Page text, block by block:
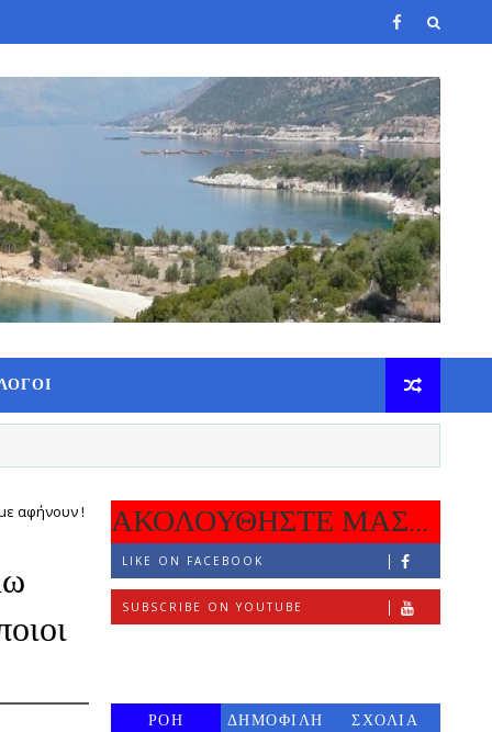
αφήνουν !
ΑΚΟΛΟΥΘΗΣΤΕ ΜΑΣ...
LIKE ON FACEBOOK
SUBSCRIBE ON YOUTUBE
ΡΟΗ
ΔΗΜΟΦΙΛΗ
ΣΧΟΛΙΑ